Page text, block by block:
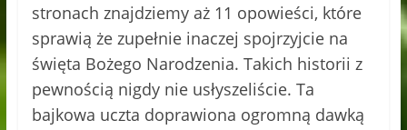
stronach znajdziemy aż 11 opowieści, które
sprawią że zupełnie inaczej spojrzyjcie na
święta Bożego Narodzenia. Takich historii z
pewnością nigdy nie usłyszeliście. Ta
bajkowa uczta doprawiona ogromną dawką